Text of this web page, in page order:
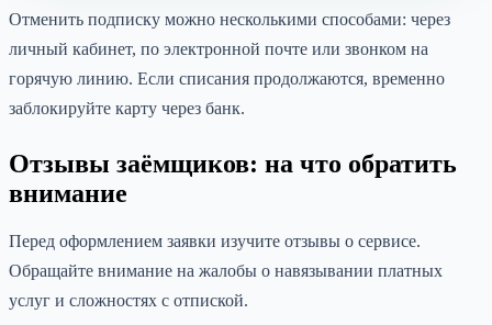
Отменить подписку можно несколькими способами: через
личный кабинет, по электронной почте или звонком на
горячую линию. Если списания продолжаются, временно
заблокируйте карту через банк.
Отзывы заёмщиков: на что обратить
внимание
Перед оформлением заявки изучите отзывы о сервисе.
Обращайте внимание на жалобы о навязывании платных
услуг и сложностях с отпиской.